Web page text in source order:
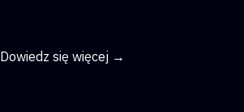
Dowiedz się więcej →